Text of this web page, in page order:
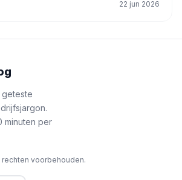
22 jun 2026
geteste
minuten per
rechten voorbehouden.